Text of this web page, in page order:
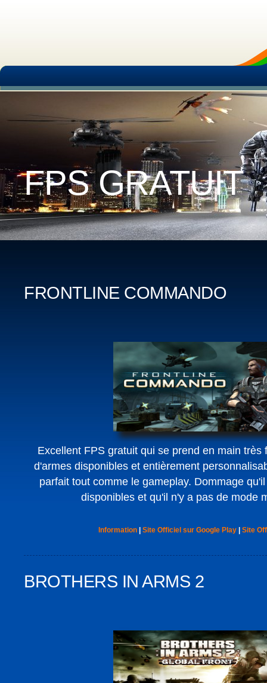
FPS GRATUIT
FRONTLINE COMMANDO
Excellent FPS gratuit qui se prend en main très
d'armes disponibles et entièrement
parfait tout comme le gameplay. Dommage
disponibles et qu'il n'y a pas de mode
Information| Site Officiel sur Google Play| Site
BROTHERS IN ARMS 2